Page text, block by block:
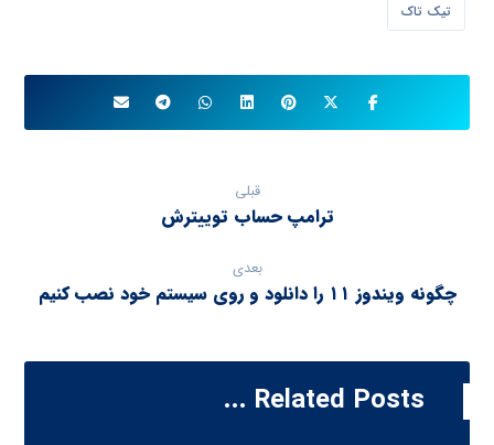
تیک تاک
قبلی
ترامپ حساب توییترش
بعدی
چگونه ویندوز ۱۱ را دانلود و روی سیستم خود نصب کنیم
Related Posts ...